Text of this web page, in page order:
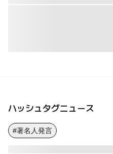
ハッシュタグニュース
#著名人発言